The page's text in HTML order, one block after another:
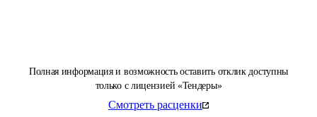
Полная информация и возможность оставить отклик доступны
только с лицензией «Тендеры»
Смотреть расценки